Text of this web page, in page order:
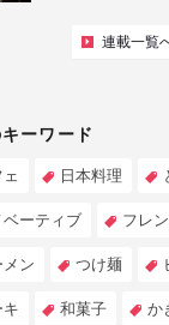
連載一覧
ーワード
日本料理
ベーティブ フレ
メン つけ麺
キ 和菓子 か